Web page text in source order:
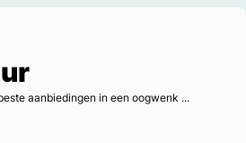
aanbiedingen in een oogwenk ...